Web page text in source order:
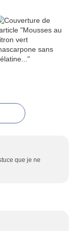
que je ne